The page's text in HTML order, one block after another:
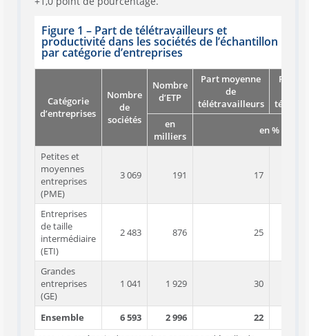
Figure 1 – Part de télétravailleurs et
productivité dans les sociétés de l’échantillon
par catégorie d’entreprises
Catégorie
d’entreprises
Nombre
de
sociétés
Nombre
d’ETP
Part moyenne
de
télétravailleurs
Part
en
milliers
en %
Petites et
moyennes
entreprises
(PME)
3 069 191 17
Entreprises
de taille
intermédiaire
(ETI)
2 483 876 25
Grandes
entreprises
(GE)
1 041 1 929 30
Ensemble 6 593 2 996
22